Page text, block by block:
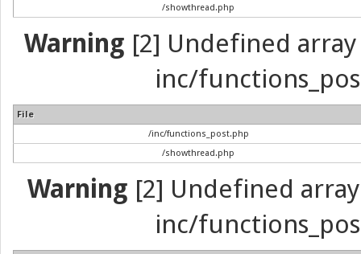
/showthread.php
Warning [2] Undefined
inc/
File
/inc/functions_post.php
/showthread.php
Warning [2] Undefined
inc/